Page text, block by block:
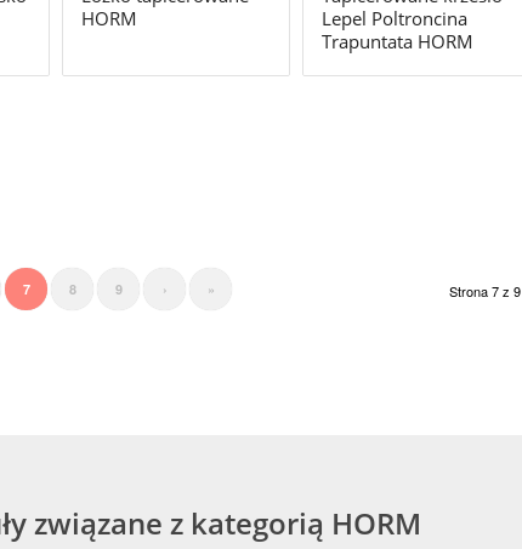
HORM
Lepel Poltroncina
Trapuntata HORM
Strona 7 z 9
7 8 9 › »
związane z kategorią HORM